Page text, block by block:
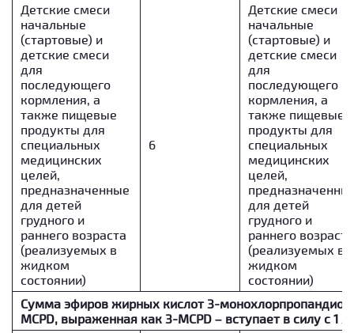
Детские смеси
начальные
(стартовые) и
детские смеси
для
последующего
кормления, а
также пищевые
продукты для
специальных
медицинских
целей,
предназначенные
для детей
грудного и
раннего возраста
(реализуемых в
жидком
состоянии)
6
Детские смеси
начальные
(стартовые) и
детские смеси
для
последующего
кормления, а
также пищевые
продукты для
специальных
медицинских
целей,
для детей
грудного и
раннего возраста
(реализуемых в
жидком
состоянии)
Сумма эфиров жирных кислот 3-
MCPD, выраженная как 3-MCPD – вступает в силу с 1